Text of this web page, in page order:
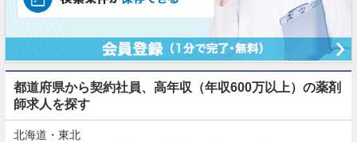
都道府県から契約社員、高年収（年収600万以上）の薬剤
師求人を探す
北海道・東北